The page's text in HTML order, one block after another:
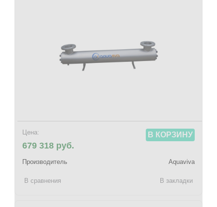
Цена:
679 318 руб.
В КОРЗИНУ
Производитель Aquaviva
В сравнения В закладки